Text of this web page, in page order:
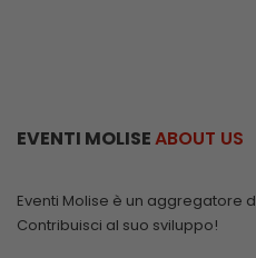
EVENTI MOLISEABOUT US
Eventi Molise è un aggregatore
Contribuisci al suo sviluppo!